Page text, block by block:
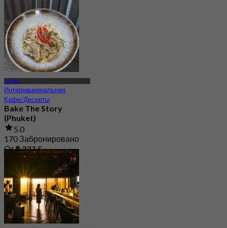
От
฿ 750
Пхукет
Интернациональная
Кафе/Десерты
Bake The Story
(Phuket)
5.0
170 Забронировано
От฿ 237.5